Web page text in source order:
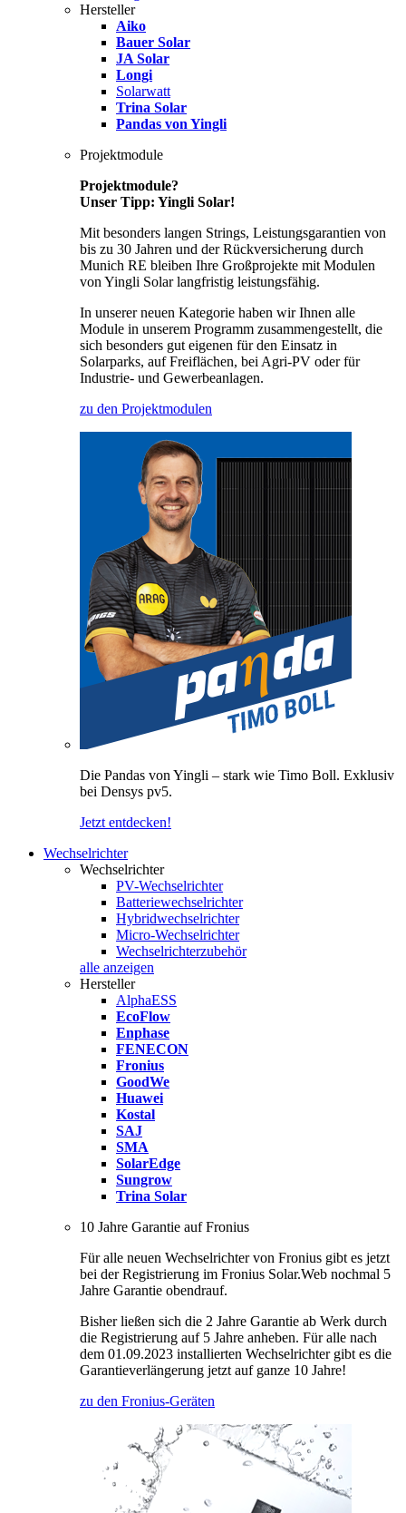
Hersteller
Aiko
Bauer Solar
JA Solar
Longi
Solarwatt
Trina Solar
Pandas von Yingli
Projektmodule
Projektmodule?
Unser Tipp: Yingli Solar!
Mit besonders langen Strings, Leistungsgarantien von
bis zu 30 Jahren und der Rückversicherung durch
Munich RE bleiben Ihre Großprojekte mit Modulen
von Yingli Solar langfristig leistungsfähig.
In unserer neuen Kategorie haben wir Ihnen alle
Module in unserem Programm zusammengestellt, die
sich besonders gut eigenen für den Einsatz in
Solarparks, auf Freiflächen, bei Agri-PV oder für
Industrie- und Gewerbeanlagen.
zu den Projektmodulen
Die Pandas von Yingli – stark wie Timo Boll. Exklusiv
bei Densys pv5.
Jetzt entdecken!
Wechselrichter
Wechselrichter
PV-Wechselrichter
Batteriewechselrichter
Hybridwechselrichter
Micro-Wechselrichter
Wechselrichterzubehör
alle anzeigen
Hersteller
AlphaESS
EcoFlow
Enphase
FENECON
Fronius
GoodWe
Huawei
Kostal
SAJ
SMA
SolarEdge
Sungrow
Trina Solar
10 Jahre Garantie auf Fronius
Für alle neuen Wechselrichter von Fronius gibt es jetzt
bei der Registrierung im Fronius Solar.Web nochmal 5
Jahre Garantie obendrauf.
Bisher ließen sich die 2 Jahre Garantie ab Werk durch
die Registrierung auf 5 Jahre anheben. Für alle nach
dem 01.09.2023 installierten Wechselrichter gibt es die
Garantieverlängerung jetzt auf ganze 10 Jahre!
zu den Fronius-Geräten